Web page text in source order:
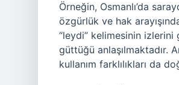
Örneğin, Osmanlı’da
özgürlük ve hak
“leydi” kelimesinin izlerini
güttüğü anlaşılmaktadır.
kullanım farklılıkları da